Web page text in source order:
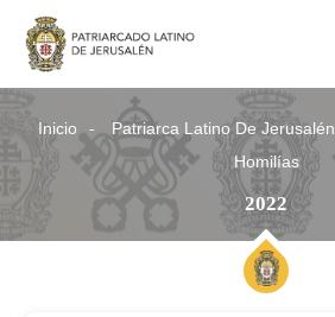
Inicio Patriarca Latino De Jerusalén
Homilías
2022